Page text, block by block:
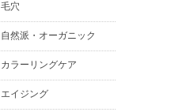
毛穴
自然派・オーガニック
カラーリングケア
エイジング